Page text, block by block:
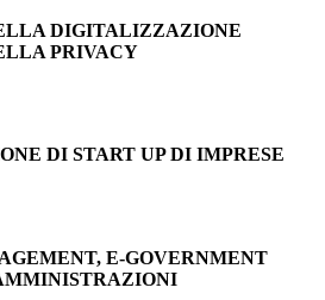
DIGITALIZZAZIONE
PRIVACY
DI START UP DI IMPRESE
E-GOVERNMENT